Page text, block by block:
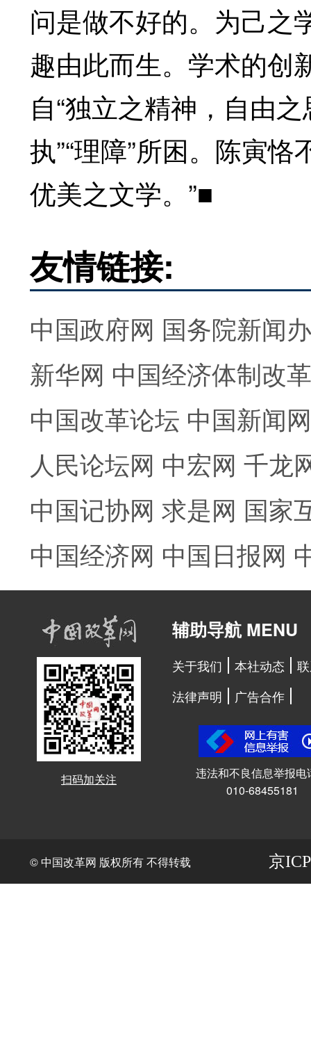
问是做不好的。为己之
趣由此而生。学术的创
自“独立之精神，自由之
执”“理障”所困。陈寅
优美之文学。”■
友情链接:
中国政府网 国务院新闻
新华网 中国经济体制改
中国改革论坛 中国新闻网
人民论坛网 中宏网 千龙
中国记协网 求是网 国家
中国经济网 中国日报网
扫码加关注
辅助导航 MENU
关于我们 本社动态
法律声明
广告合作
违法和不良信息举报电
010-68455181
© 中国改革网 版权所有 不得转载 京